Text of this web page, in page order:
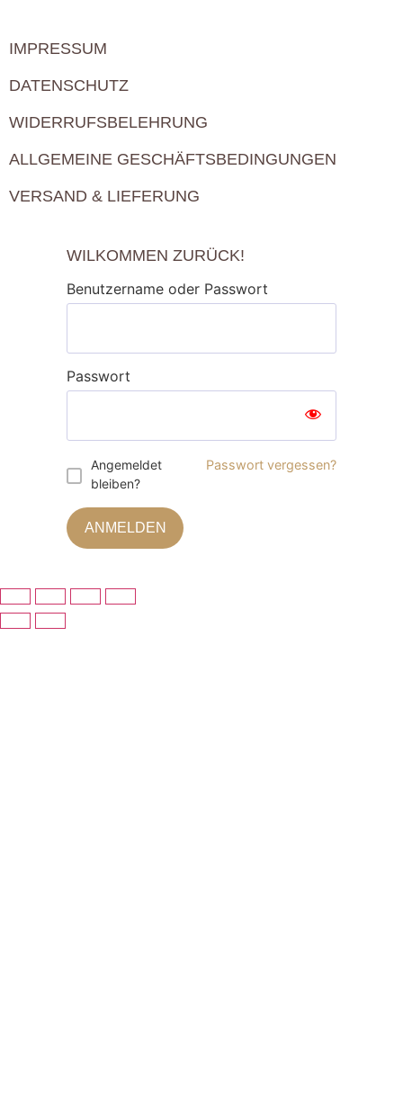
IMPRESSUM
DATENSCHUTZ
WIDERRUFSBELEHRUNG
ALLGEMEINE GESCHÄFTSBEDINGUNGEN
VERSAND & LIEFERUNG
WILKOMMEN ZURÜCK!
Benutzername oder Passwort
Passwort
Angemeldet
bleiben?
Passwort vergessen?
ANMELDEN